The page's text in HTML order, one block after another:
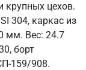
крупных цехов.
304, каркас из
мм. Вес: 24.7
борт
159/908.